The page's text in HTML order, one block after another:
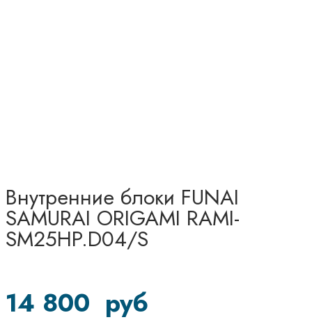
Внутренние блоки FUNAI
SAMURAI ORIGAMI RAMI-
SM25HP.D04/S
14 800 руб